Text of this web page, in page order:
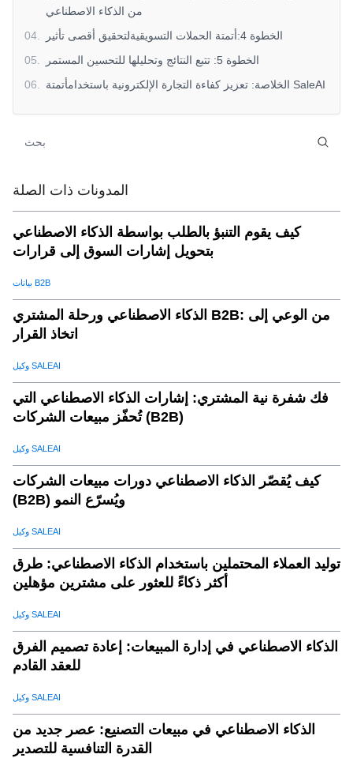
من الذكاء الاصطناعي
04.
الخطوة 4:أتمتة الحملات التسويقيةلتحقيق أقصى تأثير
05.
الخطوة 5: تتبع النتائج وتحليلها للتحسين المستمر
06. الخلاصة: تعزيز كفاءة التجارة الإلكترونية باستخدامأتمتة SaleAI
المدونات ذات الصلة
كيف يقوم التنبؤ بالطلب بواسطة الذكاء الاصطناعي
بتحويل إشارات السوق إلى قرارات
بيانات B2B
الذكاء الاصطناعي ورحلة المشتري B2B: من الوعي إلى
اتخاذ القرار
وكيل SALEAI
فك شفرة نية المشتري: إشارات الذكاء الاصطناعي التي
تُحفّز مبيعات الشركات (B2B)
وكيل SALEAI
كيف يُقصّر الذكاء الاصطناعي دورات مبيعات الشركات
(B2B) ويُسرّع النمو
وكيل SALEAI
توليد العملاء المحتملين باستخدام الذكاء الاصطناعي: طرق
أكثر ذكاءً للعثور على مشترين مؤهلين
وكيل SALEAI
الذكاء الاصطناعي في إدارة المبيعات: إعادة تصميم الفرق
للعقد القادم
وكيل SALEAI
الذكاء الاصطناعي في مبيعات التصنيع: عصر جديد من
القدرة التنافسية للتصدير